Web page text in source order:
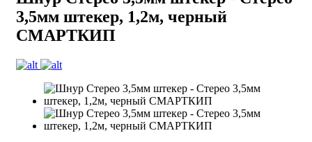
3,5мм штекер, 1,2м, черный
СМАРТКИП